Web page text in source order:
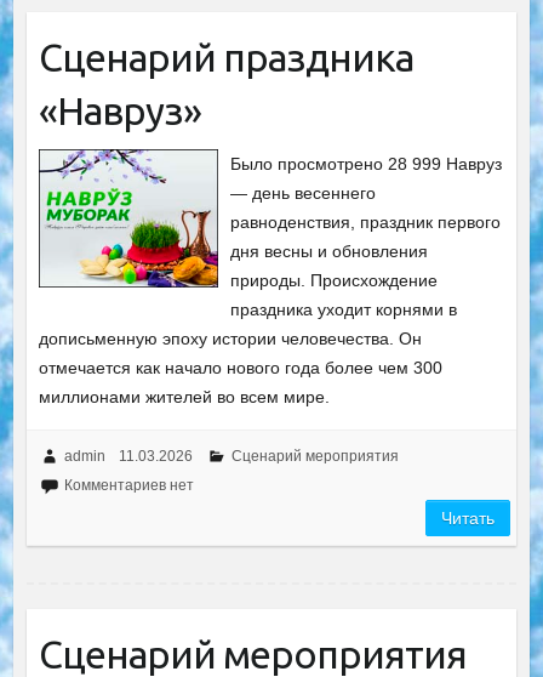
Сценарий праздника
«Навруз»
Было просмотрено 28 999 Навруз
— день весеннего
равноденствия, праздник первого
дня весны и обновления
природы. Происхождение
праздника уходит корнями в
дописьменную эпоху истории человечества. Он
отмечается как начало нового года более чем 300
миллионами жителей во всем мире.
admin 11.03.2026
Сценарий мероприятия
Комментариев нет
Читать
Сценарий мероприятия